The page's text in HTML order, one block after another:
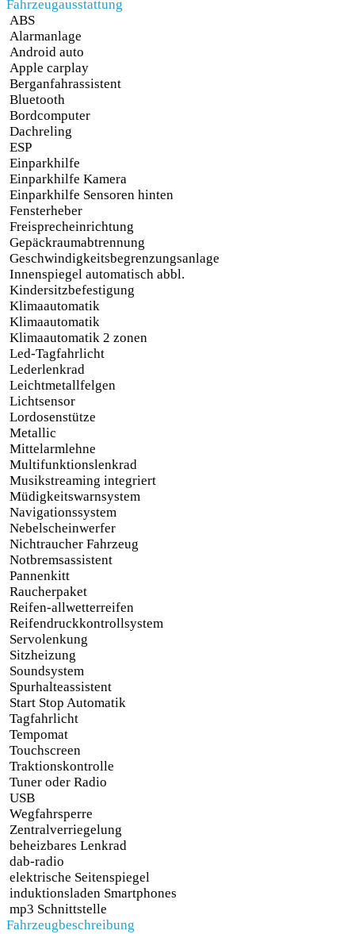
Fahrzeugausstattung
ABS
Alarmanlage
Android auto
Apple carplay
Berganfahrassistent
Bluetooth
Bordcomputer
Dachreling
ESP
Einparkhilfe
Einparkhilfe Kamera
Einparkhilfe Sensoren hinten
Fensterheber
Freisprecheinrichtung
Gepäckraumabtrennung
Geschwindigkeitsbegrenzungsanlage
Innenspiegel automatisch abbl.
Kindersitzbefestigung
Klimaautomatik
Klimaautomatik
Klimaautomatik 2 zonen
Led-Tagfahrlicht
Lederlenkrad
Leichtmetallfelgen
Lichtsensor
Lordosenstütze
Metallic
Mittelarmlehne
Multifunktionslenkrad
Musikstreaming integriert
Müdigkeitswarnsystem
Navigationssystem
Nebelscheinwerfer
Nichtraucher Fahrzeug
Notbremsassistent
Pannenkitt
Raucherpaket
Reifen-allwetterreifen
Reifendruckkontrollsystem
Servolenkung
Sitzheizung
Soundsystem
Spurhalteassistent
Start Stop Automatik
Tagfahrlicht
Tempomat
Touchscreen
Traktionskontrolle
Tuner oder Radio
USB
Wegfahrsperre
Zentralverriegelung
beheizbares Lenkrad
dab-radio
elektrische Seitenspiegel
induktionsladen Smartphones
mp3 Schnittstelle
Fahrzeugbeschreibung